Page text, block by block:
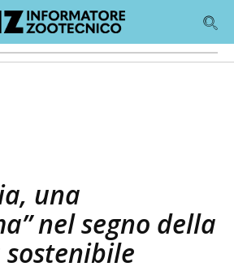
una
nel segno della